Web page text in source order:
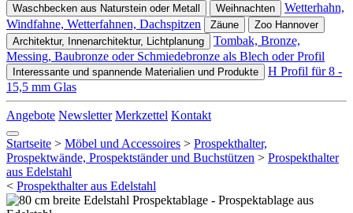
Waschbecken aus Naturstein oder Metall Weihnachten
Wetterhahn,
Windfahne, Wetterfahnen, Dachspitzen
Zäune
Zoo Hannover
Architektur, Innenarchitektur, Lichtplanung
Tombak, Bronze,
Messing, Baubronze oder Schmiedebronze als Blech oder Profil
Interessante und spannende Materialien und Produkte
H Profil für 8 -
15,5 mm Glas
Angebote Newsletter Merkzettel Kontakt
Startseite > Möbel und Accessoires > Prospekthalter,
Prospektwände, Prospektständer und Buchstützen > Prospekthalter
aus Edelstahl
< Prospekthalter aus Edelstahl